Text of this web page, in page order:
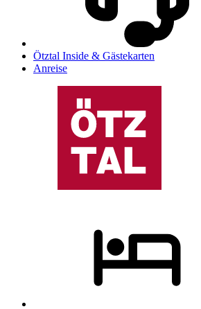
Ötztal Inside & Gästekarten
Anreise